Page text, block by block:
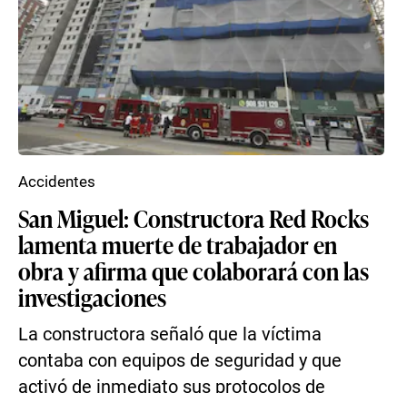
San Miguel: Constructora Red Rocks
lamenta muerte de trabajador en
obra y afirma que colaborará con las
investigaciones
La constructora señaló que la víctima
contaba con equipos de seguridad y que
activó de inmediato sus protocolos de
Accidentes